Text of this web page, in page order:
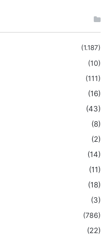
(1.187)
(10)
(111)
(16)
(43)
(8)
(2)
(14)
(11)
(18)
(3)
(786)
(22)